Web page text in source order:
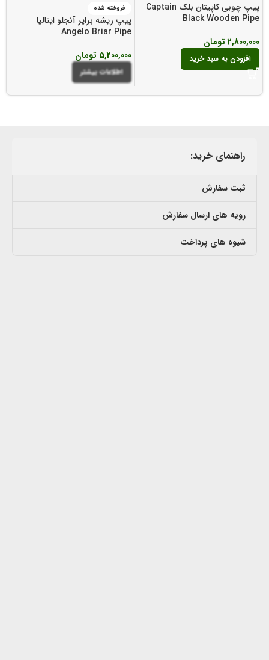
پیپ چوبی کاپیتان بلک Captain
Black Wooden Pipe
2,800,000 تومان
افزودن به سبد خرید
فروخته شده
پیپ ریشه برایر آنجلو ایتالیا
Angelo Briar Pipe
5,200,000 تومان
اطلاعات بیشتر
راهنمای خرید:
ثبت سفارش
رویه های ارسال سفارش
شیوه های پرداخت